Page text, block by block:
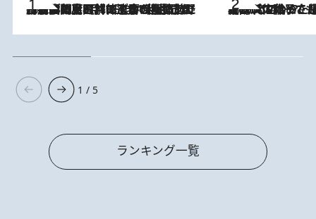
2026.8.8
「最後に見られてよかった」上野動物園の東園パンダ舎が解体前に特別公開。8月16日まで延長されたパネル展と共に辿る“半世紀”のパンダ飼育《解体工事の図面あり》 2026.8.5
【阿川佐和子さんの年とる力】なぜ70代で始めた趣味は“こんなに楽しい”のか？ ピアノ、俳句…スランプに陥っても続けられる“ある秘訣”とは
1 / 5
ランキング一覧